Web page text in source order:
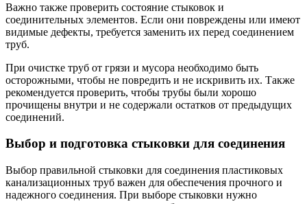
Важно также проверить состояние стыковок и
соединительных элементов. Если они повреждены или имеют
видимые дефекты, требуется заменить их перед соединением
труб.
При очистке труб от грязи и мусора необходимо быть
осторожными, чтобы не повредить и не искривить их. Также
рекомендуется проверить, чтобы трубы были хорошо
прочищены внутри и не содержали остатков от предыдущих
соединений.
Выбор и подготовка стыковки для соединения
Выбор правильной стыковки для соединения пластиковых
канализационных труб важен для обеспечения прочного и
надежного соединения. При выборе стыковки нужно